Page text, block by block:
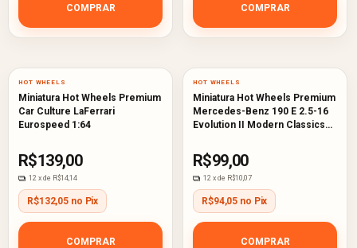
COMPRAR COMPRAR
HOT WHEELS
Miniatura Hot Wheels Premium
Car Culture LaFerrari
Eurospeed 1:64
R$139,00
12 x de R$14,14
R$132,05 no Pix
COMPRAR
HOT WHEELS
Miniatura Hot Wheels Premium
Mercedes-Benz 190 E 2.5-16
Evolution II Modern Classics
R$99,00
12 x de R$10,07
R$94,05 no Pix
COMPRAR